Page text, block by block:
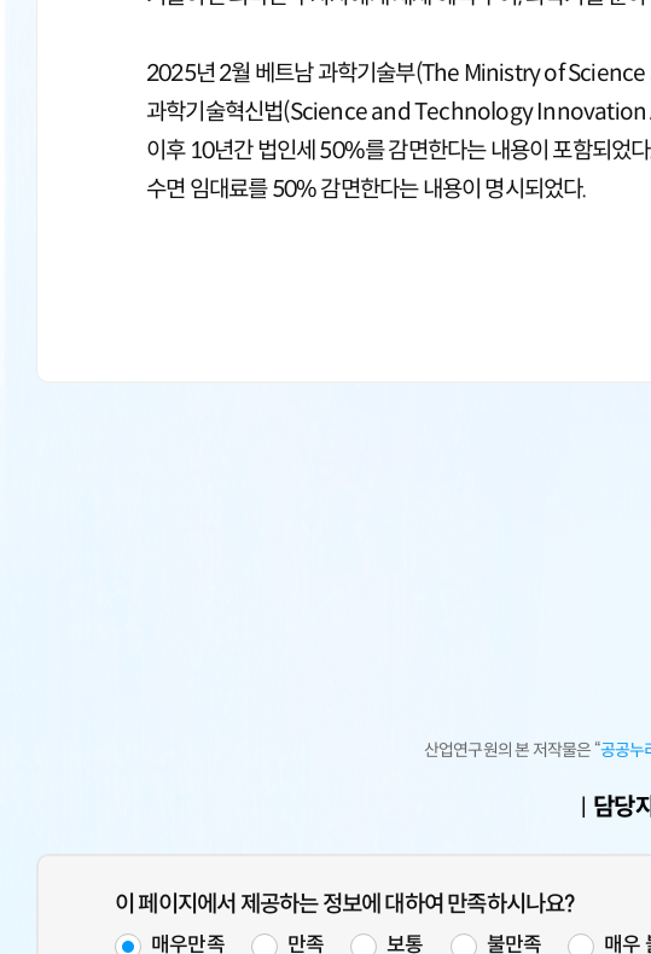
2025년 2월 베트남 과학기술부(The Ministry of Science
과학기술혁신법(Science and Technology Innovation
이후 10년간 법인세 50%를 감면한다는 내용이 포함되었
수면 임대료를 50% 감면한다는 내용이 명시되었다.
산업연구원의 본 저작물은 “공공누
담당
이 페이지에서 제공하는 정보에 대하여 만족하시나요?
매우만족 만족 보통 불만족 매우